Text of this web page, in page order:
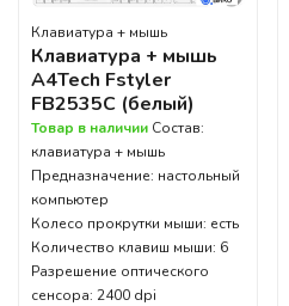
Клавиатура + мышь
Клавиатура + мышь
A4Tech Fstyler
FB2535C (белый)
Товар в наличии Состав:
клавиатура + мышь
Предназначение: настольный
компьютер
Колесо прокрутки мыши: есть
Количество клавиш мыши: 6
Разрешение оптического
сенсора: 2400 dpi